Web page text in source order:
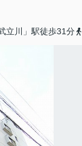
立川」駅徒歩31分